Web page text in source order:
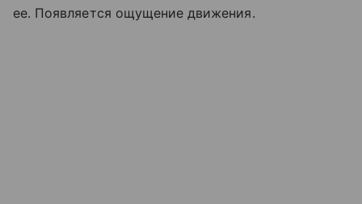
ее. Появляется ощущение движения.